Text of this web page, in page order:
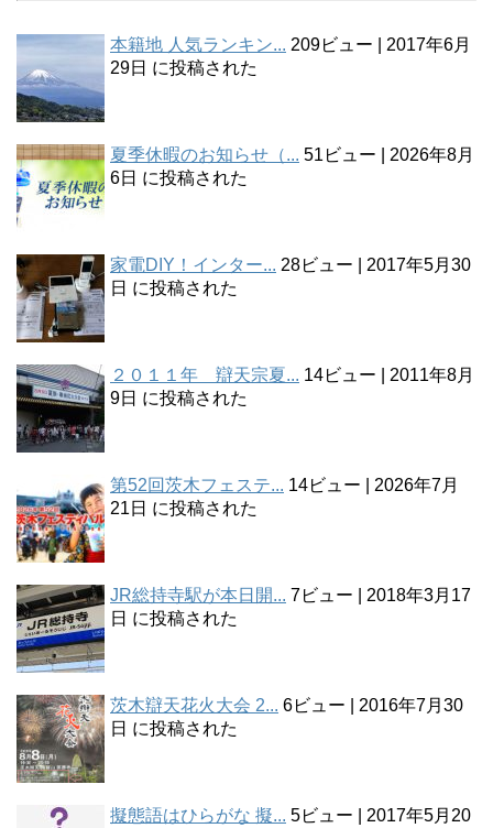
本籍地 人気ランキン... 209ビュー
2017年6月
29日 に投稿された
夏季休暇のお知らせ（... 51ビュー
2026年8月
6日 に投稿された
家電DIY！インター... 28ビュー
2017年5月30
日 に投稿された
２０１１年 辯天宗夏... 14ビュー
2011年8月
9日 に投稿された
第52回茨木フェステ... 14ビュー
2026年7月
21日 に投稿された
JR総持寺駅が本日開... 7ビュー
2018年3月17
日 に投稿された
茨木辯天花火大会 2... 6ビュー
2016年7月30
日 に投稿された
擬態語はひらがな 擬... 5ビュー
2017年5月20